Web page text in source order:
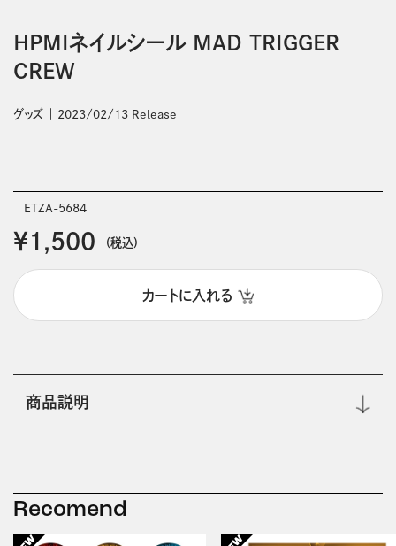
HPMIネイルシール MAD TRIGGER
CREW
グッズ 2023/02/13 Release
ETZA-5684
￥1,500 (税込)
カートに入れる
商品説明
Recomend